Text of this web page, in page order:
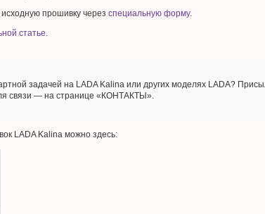
прошивку через специальную форму.
статье.
задачей на LADA Kalina или других моделях LADA?
связи — на странице «КОНТАКТЫ».
LADA Kalina можно здесь: